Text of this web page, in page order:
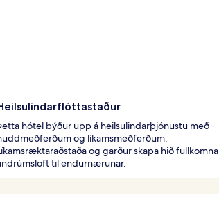
hótel býður upp á heilsulindarþjónustu með
og líkamsmeðferðum.
og garður skapa hið fullkomna
til endurnærunar.